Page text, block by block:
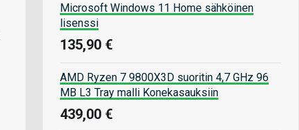
Microsoft Windows 11 Home sähköinen
lisenssi
135,90 €
AMD Ryzen 7 9800X3D suoritin 4,7 GHz 96
MB L3 Tray malli Konekasauksiin
439,00 €